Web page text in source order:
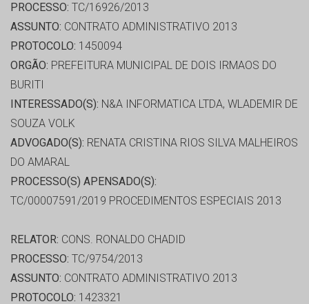
PROCESSO: TC/16926/2013
ASSUNTO: CONTRATO ADMINISTRATIVO 2013
PROTOCOLO: 1450094
ORGÃO: PREFEITURA MUNICIPAL DE DOIS IRMAOS DO
BURITI
INTERESSADO(S): N&A INFORMATICA LTDA, WLADEMIR DE
SOUZA VOLK
ADVOGADO(S): RENATA CRISTINA RIOS SILVA MALHEIROS
DO AMARAL
PROCESSO(S) APENSADO(S):
TC/00007591/2019 PROCEDIMENTOS ESPECIAIS 2013
RELATOR: CONS. RONALDO CHADID
PROCESSO: TC/9754/2013
ASSUNTO: CONTRATO ADMINISTRATIVO 2013
PROTOCOLO: 1423321